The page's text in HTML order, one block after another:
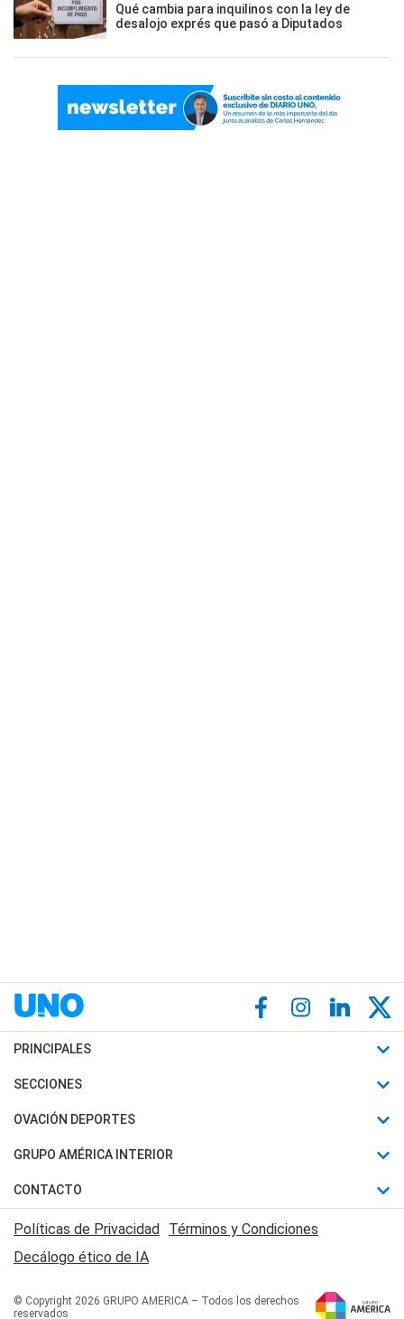
Qué cambia para inquilinos con la ley de
desalojo exprés que pasó a Diputados
PRINCIPALES
Últimas Noticias
Política
Judiciales
Economia
SECCIONES
Horóscopo
Motores
Trucos caseros
Series y Películas
Edictos y Solicitadas
OVACIÓN DEPORTES
Fútbol
Mundial
Automovilismo
Rugby
Básquet
GRUPO AMÉRICA INTERIOR
Canal 7 en Vivo
San Juan 8
CONTACTO
Acerca de Nosotros
Contactanos
Políticas de Privacidad Términos y Condiciones
Decálogo ético de IA
© Copyright 2026 GRUPO AMERICA – Todos los derechos
reservados